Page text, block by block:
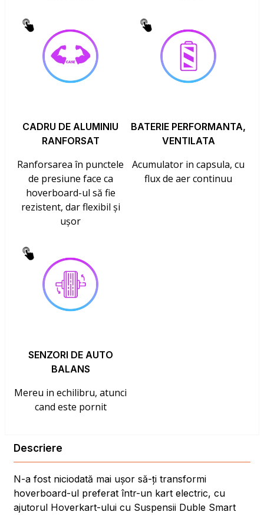
CADRU DE ALUMINIU
RANFORSAT
Ranforsarea în punctele
de presiune face ca
hoverboard-ul să fie
rezistent, dar flexibil și
ușor
BATERIE PERFORMANTA,
VENTILATA
Acumulator in capsula, cu
flux de aer continuu
SENZORI DE AUTO
BALANS
Mereu in echilibru, atunci
cand este pornit
Descriere
N-a fost niciodată mai ușor să-ți transformi
hoverboard-ul preferat într-un kart electric, cu
ajutorul Hoverkart-ului cu Suspensii Duble Smart